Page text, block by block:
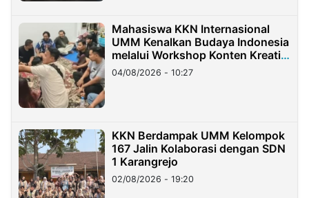
Mahasiswa KKN Internasional
UMM Kenalkan Budaya Indonesia
melalui Workshop Konten Kreatif
di Taiwan
04/08/2026 - 10:27
KKN Berdampak UMM Kelompok
167 Jalin Kolaborasi dengan SDN
1 Karangrejo
02/08/2026 - 19:20